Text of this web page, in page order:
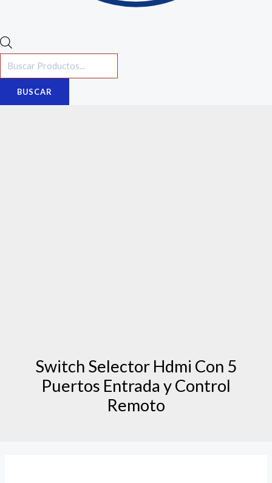
BUSCAR
Switch Selector Hdmi Con 5
Puertos Entrada y Control
Remoto